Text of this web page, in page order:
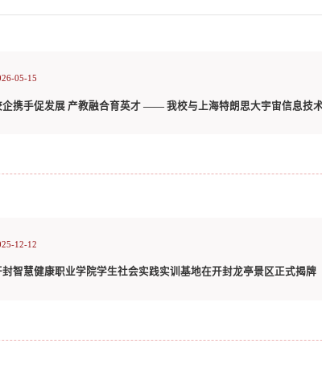
05-15
12-12
封智慧健康职业学院学生社会实践实训基地在开封龙亭景区正式揭牌